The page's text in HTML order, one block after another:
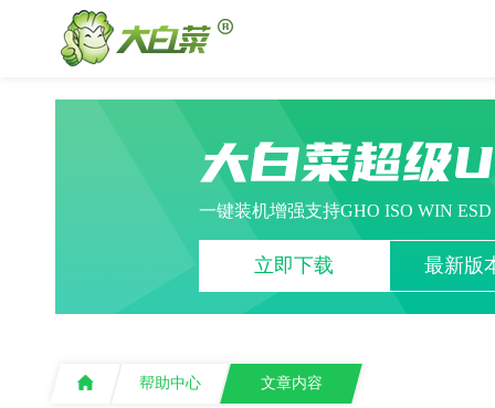
大白菜超级
一键装机增强支持GHO ISO WIN
立即下载 最新版
帮助中心 文章内容